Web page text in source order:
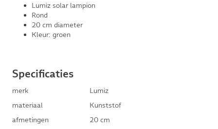
Lumiz solar lampion
Rond
20 cm diameter
Kleur: groen
Specificaties
merk
Lumiz
materiaal
Kunststof
afmetingen
20 cm